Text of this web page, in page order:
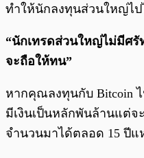
ทำให้นักลงทุนส่วนใหญ่ไ
“นักเทรดส่วนใหญ่ไม่มีศ
จะถือให้ทน”
หากคุณลงทุนกับ Bitcoin
มีเงินเป็นหลักพันล้านแต่จ
จำนวนมาได้ตลอด 15 ปี